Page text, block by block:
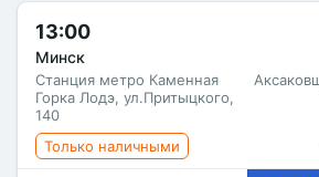
13:00
Минск
Станция метро Каменная
Горка Лодэ, ул.Притыцкого,
140
Только наличными